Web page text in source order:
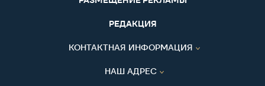
РЕДАКЦИЯ
КОНТАКТНАЯ ИНФОРМАЦИЯ
НАШ АДРЕС